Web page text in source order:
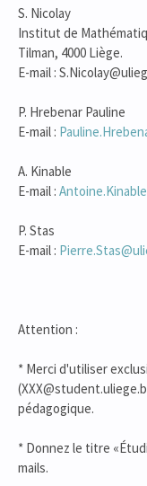
S. Nicolay
Institut de
Tilman, 4000 Liège.
E-mail :
P. Hrebenar Pauline
E-mail :
A. Kinable
E-mail :
P. Stas
E-mail :
Attention :
* Merci d'utiliser
pédagogique.
* Donnez le titre
mails.